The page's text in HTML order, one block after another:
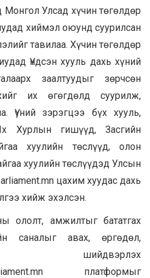
Монгол Улсад хүчин төгөлдөр
хиймэл оюунд суурилсан
тавилаа. Хүчин төгөлдөр
Үндсэн хууль дахь хүний
заалтуудыг зөрчсөн
их өгөгдөлд суурилж,
Үүний зэрэгцээ бүх хууль,
Хурлын гишүүд, Засгийн
хуулийн төслүүд, олон
хуулийн төслүүдэд Улсын
цахим хуудас дахь
хийж эхэлсэн.
ололт, амжилтыг бататгах
саналыг авах, өргөдөл,
шийдвэрлэх
платформыг